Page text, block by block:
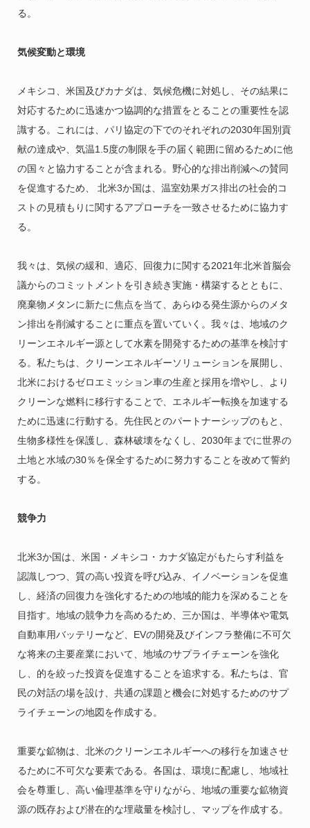
る。
気候変動と環境
メキシコ、米国及びカナダは、気候危機に対処し、その結果に
対応するために迅速かつ協調的な措置をとることの重要性を認
識する。これには、パリ協定の下でのそれぞれの2030年国別貢
献の達成や、気温1.5度の制限を手の届く範囲に留めるために他
の国々と協力することが含まれる。野心的な排出削減への賛同
を促進するため、 北米3か国は、温室効果ガス排出の社会的コ
ストの見積もりに関するアプローチを一致させるために協力す
る。
我々は、気候の緩和、適応、回復力に関する2021年北米首脳会
議からのコミットメントを引き続き実施・構築するとともに、
廃棄物メタンに新たに焦点を当て、あらゆる発生源からのメタ
ン排出を削減することに重点を置いていく。我々は、地域のク
リーンエネルギー源として水素を開発するための基準を検討す
る。私たちは、クリーンエネルギーソリューションを展開し、
北米におけるゼロエミッション車の生産と採用を増やし、より
クリーンな燃料に移行することで、エネルギー転換を加速する
ために迅速に行動する。先住民とのパートナーシップのもと、
生物多様性を保護し、森林破壊をなくし、2030年までに世界の
土地と水域の30％を保全するために努力することを改めて誓約
する。
競争力
北米3か国は、米国・メキシコ・カナダ協定がもたらす利益を
認識しつつ、質の高い投資を呼び込み、イノベーションを促進
し、経済の回復力を強化するための地域的能力を深めることを
目指す。地域の競争力を高めるため、三か国は、半導体や電気
自動車用バッテリーなど、EVの開発及びインフラ整備に不可欠
な将来の主要産業において、地域のサプライチェーンを強化
し、的を絞った投資を促進することを追求する。私たちは、官
民の対話の場を設け、共通の課題と機会に対処するためのサプ
ライチェーンの地図を作成する。
重要な鉱物は、北米のクリーンエネルギーへの移行を加速させ
るために不可欠な要素である。各国は、環境に配慮し、地域社
会を尊重し、高い倫理基準を守りながら、地域の重要な鉱物資
源の既存および潜在的な埋蔵量を検討し、マップを作成する。